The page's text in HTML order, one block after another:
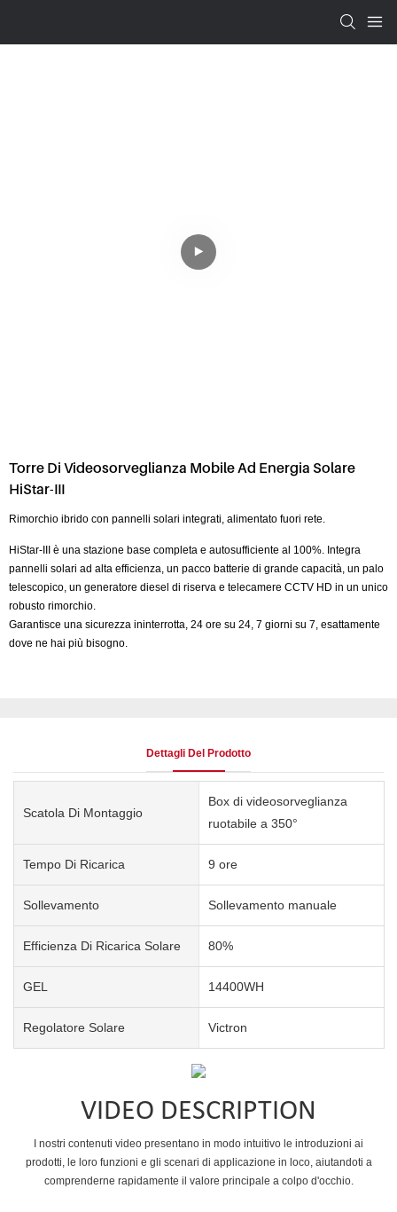
Torre Di Videosorveglianza Mobile Ad Energia Solare
HiStar-III
Rimorchio ibrido con pannelli solari integrati, alimentato fuori rete.
HiStar-III è una stazione base completa e autosufficiente al 100%. Integra
pannelli solari ad alta efficienza, un pacco batterie di grande capacità, un palo
telescopico, un generatore diesel di riserva e telecamere CCTV HD in un unico
robusto rimorchio.
Garantisce una sicurezza ininterrotta, 24 ore su 24, 7 giorni su 7, esattamente
dove ne hai più bisogno.
Dettagli Del Prodotto
Scatola Di Montaggio
Box di videosorveglianza
ruotabile a 350°
Tempo Di Ricarica 9 ore
Sollevamento Sollevamento manuale
Efficienza Di Ricarica Solare 80%
GEL 14400WH
Regolatore Solare Victron
VIDEO DESCRIPTION
I nostri contenuti video presentano in modo intuitivo le introduzioni ai
prodotti, le loro funzioni e gli scenari di applicazione in loco, aiutandoti a
comprenderne rapidamente il valore principale a colpo d'occhio.